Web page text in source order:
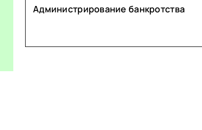
Администрирование банкротства